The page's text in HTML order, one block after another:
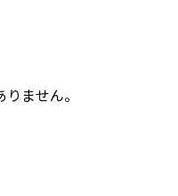
ません。